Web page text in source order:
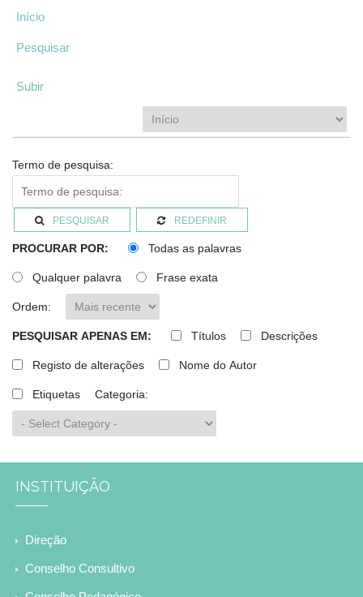
Início
Pesquisar
Subir
Termo de pesquisa:
PESQUISAR REDEFINIR
PROCURAR POR: Todas as palavras
Qualquer palavra Frase exata
Ordem:
PESQUISAR APENAS EM: Títulos Descrições
Registo de alterações Nome do Autor
Etiquetas Categoria:
INSTITUIÇÃO
Direção
Conselho Consultivo